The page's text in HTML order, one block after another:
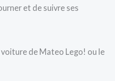
et de suivre ses
de Mateo Lego! ou le